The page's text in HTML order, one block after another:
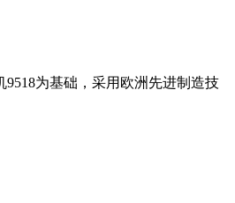
为基础，采用欧洲先进制造技